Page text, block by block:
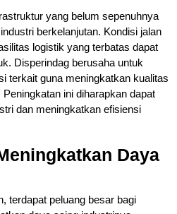
yang belum sepenuhnya
berkelanjutan. Kondisi jalan
logistik yang terbatas dapat
Disperindag berusaha untuk
terkait guna meningkatkan kualitas
ini diharapkan dapat
dan meningkatkan efisiensi
Daya
terdapat peluang besar bagi